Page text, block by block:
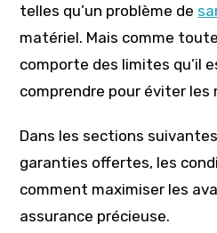
telles qu’un problème de
matériel. Mais comme
comporte des limites qu’il
comprendre pour éviter les
Dans les sections
garanties offertes, les
comment maximiser les
assurance précieuse.